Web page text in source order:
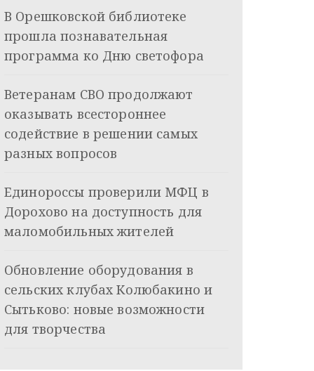
В Орешковской библиотеке
прошла познавательная
программа ко Дню светофора
Ветеранам СВО продолжают
оказывать всестороннее
содействие в решении самых
разных вопросов
Единороссы проверили МФЦ в
Дорохово на доступность для
маломобильных жителей
Обновление оборудования в
сельских клубах Колюбакино и
Сытьково: новые возможности
для творчества